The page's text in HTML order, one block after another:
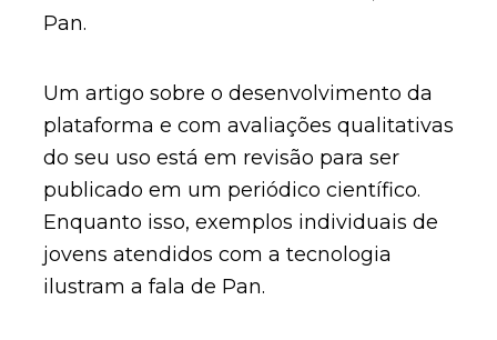
Pan.
Um artigo sobre o desenvolvimento da
plataforma e com avaliações qualitativas
do seu uso está em revisão para ser
publicado em um periódico científico.
Enquanto isso, exemplos individuais de
jovens atendidos com a tecnologia
ilustram a fala de Pan.